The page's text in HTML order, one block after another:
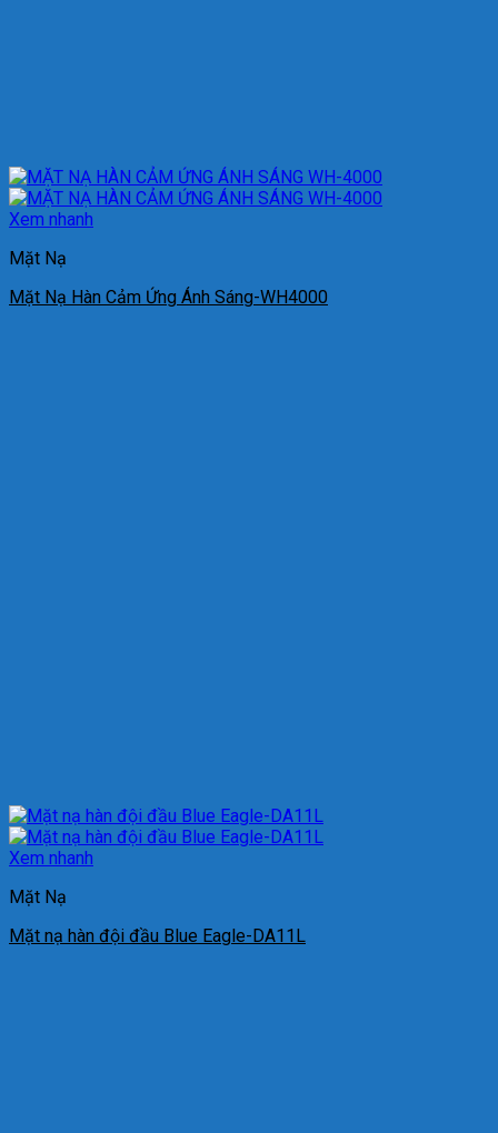
Xem nhanh
Mặt Nạ
Mặt Nạ Hàn Cảm Ứng Ánh Sáng-WH4000
Xem nhanh
Mặt Nạ
Mặt nạ hàn đội đầu Blue Eagle-DA11L